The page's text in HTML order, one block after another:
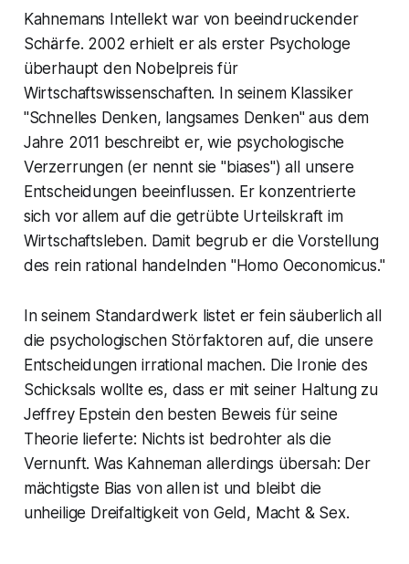
Kahnemans Intellekt war von beeindruckender
Schärfe. 2002 erhielt er als erster Psychologe
überhaupt den Nobelpreis für
Wirtschaftswissenschaften. In seinem Klassiker
"Schnelles Denken, langsames Denken" aus dem
Jahre 2011 beschreibt er, wie psychologische
Verzerrungen (er nennt sie "biases") all unsere
Entscheidungen beeinflussen. Er konzentrierte
sich vor allem auf die getrübte Urteilskraft im
Wirtschaftsleben. Damit begrub er die Vorstellung
des rein rational handelnden "Homo Oeconomicus."
In seinem Standardwerk listet er fein säuberlich all
die psychologischen Störfaktoren auf, die unsere
Entscheidungen irrational machen. Die Ironie des
Schicksals wollte es, dass er mit seiner Haltung zu
Jeffrey Epstein den besten Beweis für seine
Theorie lieferte: Nichts ist bedrohter als die
Vernunft. Was Kahneman allerdings übersah: Der
mächtigste Bias von allen ist und bleibt die
unheilige Dreifaltigkeit von Geld, Macht & Sex.